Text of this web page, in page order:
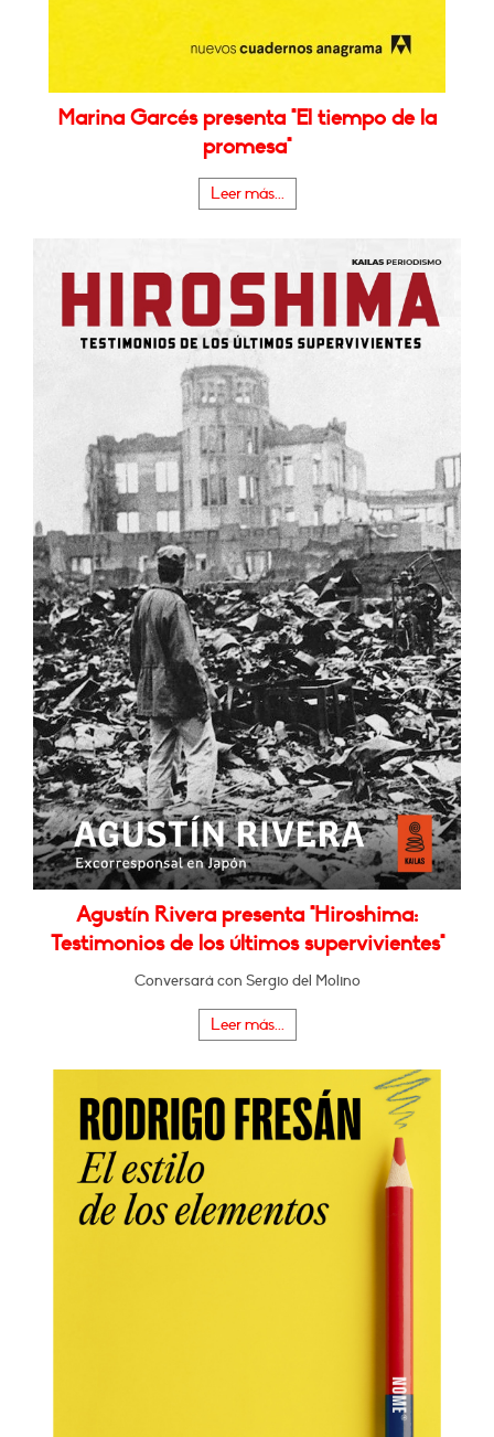
Marina Garcés presenta "El tiempo de la
promesa"
Leer más...
Agustín Rivera presenta "Hiroshima:
Testimonios de los últimos supervivientes"
Conversará con Sergio del Molino
Leer más...